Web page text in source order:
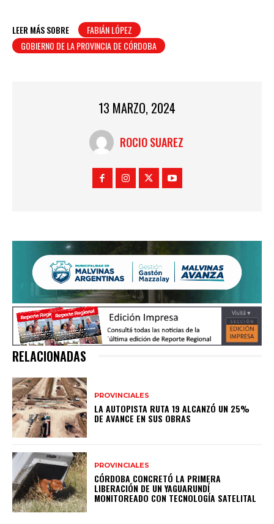
LEER MÁS SOBRE
FABIÁN LÓPEZ
GOBIERNO DE LA PROVINCIA DE CÓRDOBA
13 MARZO, 2024
ROCIO SUAREZ
RELACIONADAS
PROVINCIALES
LA AUTOPISTA RUTA 19 ALCANZÓ UN 25%
DE AVANCE EN SUS OBRAS
PROVINCIALES
CÓRDOBA CONCRETÓ LA PRIMERA
LIBERACIÓN DE UN YAGUARUNDÍ
MONITOREADO CON TECNOLOGÍA SATELITAL